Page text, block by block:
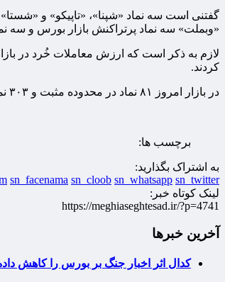
گفتنی است سه نماد «شپنا»، «تاپیکو» و
«وبملت» سه نماد پرتراکنش بازار بورس و سه
کردند.
در بازار امروز ۸۱ نماد در محدوده مثبت و ۳۰۳ نماد در محدوده منفی و در بازار فرابورس ۱۰۵ نماد در محدوده مثبت و ۲۰۸ نماد در محدوده منفی معامله شدند.
برچسب ها:
به اشتراک بگذارید:
sn_facenama sn_cloob sn_whatsapp sn_twitter
لینک کوتاه خبر:
https://meghiaseghtesad.ir/?p=4741
آخرین خبرها
کدال اثر اخبار جنگ بر بورس را کاهش